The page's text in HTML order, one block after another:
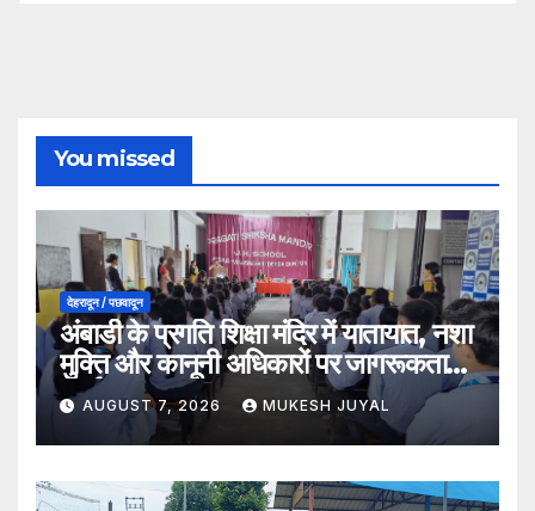
You missed
देहरादून / पछवादून
अंबाडी के प्रगति शिक्षा मंदिर में यातायात, नशा
मुक्ति और कानूनी अधिकारों पर जागरूकता
कार्यक्रम
AUGUST 7, 2026 MUKESH JUYAL